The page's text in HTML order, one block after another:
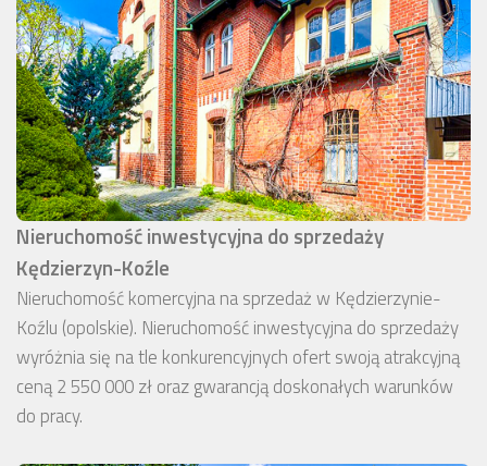
Nieruchomość inwestycyjna do sprzedaży
Kędzierzyn-Koźle
Nieruchomość komercyjna na sprzedaż w Kędzierzynie-
Koźlu (opolskie). Nieruchomość inwestycyjna do sprzedaży
wyróżnia się na tle konkurencyjnych ofert swoją atrakcyjną
ceną 2 550 000 zł oraz gwarancją doskonałych warunków
do pracy.